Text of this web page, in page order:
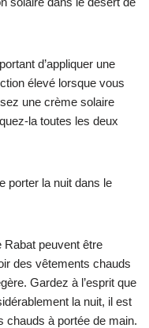
d’appliquer une
élevé lorsque vous
une crème solaire
la toutes les deux
porter la nuit dans le
Rabat peuvent être
des vêtements chauds
Gardez à l’esprit que
la nuit, il est
chauds à portée de main.